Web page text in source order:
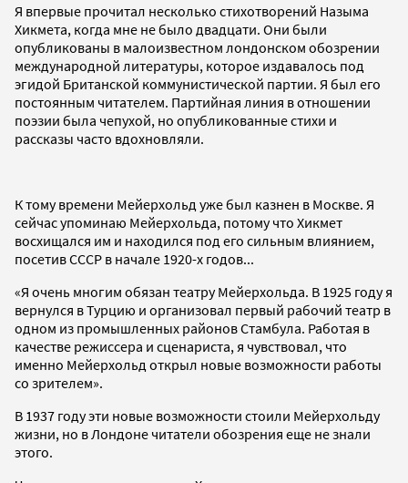
Я впервые прочитал несколько стихотворений Назыма
Хикмета, когда мне не было двадцати. Они были
опубликованы в малоизвестном лондонском обозрении
международной литературы, которое издавалось под
эгидой Британской коммунистической партии. Я был его
постоянным читателем. Партийная линия в отношении
поэзии была чепухой, но опубликованные стихи и
рассказы часто вдохновляли.
К тому времени Мейерхольд уже был казнен в Москве. Я
сейчас упоминаю Мейерхольда, потому что Хикмет
восхищался им и находился под его сильным влиянием,
посетив СССР в начале 1920-х годов...
«Я очень многим обязан театру Мейерхольда. В 1925 году я
вернулся в Турцию и организовал первый рабочий театр в
одном из промышленных районов Стамбула. Работая в
качестве режиссера и сценариста, я чувствовал, что
именно Мейерхольд открыл новые возможности работы
со зрителем».
В 1937 году эти новые возможности стоили Мейерхольду
жизни, но в Лондоне читатели обозрения еще не знали
этого.